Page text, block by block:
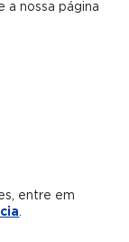
a nossa página
entre em
.